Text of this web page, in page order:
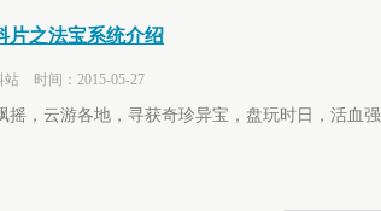
片之法宝系统介绍
站 时间：2015-05-27
摇，云游各地，寻获奇珍异宝，盘玩时日，活血强